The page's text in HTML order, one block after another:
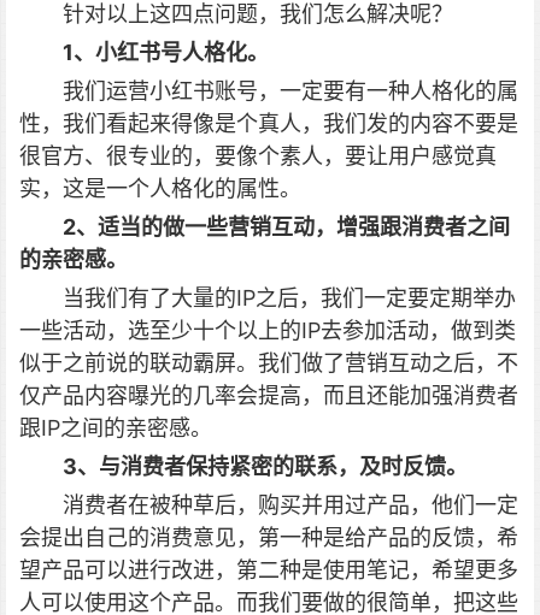
针对以上这四点问题，我们怎么解决呢？
1、小红书号人格化。
我们运营小红书账号，一定要有一种人格化的属
性，我们看起来得像是个真人，我们发的内容不要是
很官方、很专业的，要像个素人，要让用户感觉真
实，这是一个人格化的属性。
2、适当的做一些营销互动，增强跟消费者之间
的亲密感。
当我们有了大量的IP之后，我们一定要定期举办
一些活动，选至少十个以上的IP去参加活动，做到类
似于之前说的联动霸屏。我们做了营销互动之后，不
仅产品内容曝光的几率会提高，而且还能加强消费者
跟IP之间的亲密感。
3、与消费者保持紧密的联系，及时反馈。
消费者在被种草后，购买并用过产品，他们一定
会提出自己的消费意见，第一种是给产品的反馈，希
望产品可以进行改进，第二种是使用笔记，希望更多
人可以使用这个产品。而我们要做的很简单，把这些